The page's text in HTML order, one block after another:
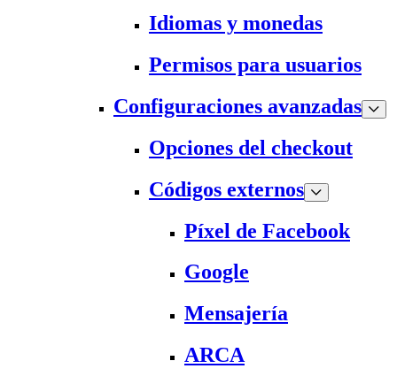
Idiomas y monedas
Permisos para usuarios
Configuraciones avanzadas
Opciones del checkout
Códigos externos
Píxel de Facebook
Google
Mensajería
ARCA